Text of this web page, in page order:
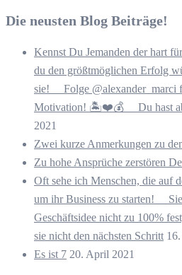
Die neusten Blog Beiträge!
Kennst Du Jemanden der hart
du den größtmöglichen Erfolg
sie! ⠀ Folge @alexander_marci
Motivation! 🏝️❤️💰 ⠀ Du hast
2021
Zwei kurze Anmerkungen zu
Zu hohe Ansprüche zerstören
Oft sehe ich Menschen, die auf
um ihr Business zu starten! ⠀
Geschäftsidee nicht zu 100%
sie nicht den nächsten Schritt
Es ist 7 20. April 2021